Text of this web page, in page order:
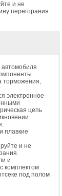
и не
перегорания.
автомобиля
торможения,
электронное
цепь
плавкие
и не
и
комплектом
под полом